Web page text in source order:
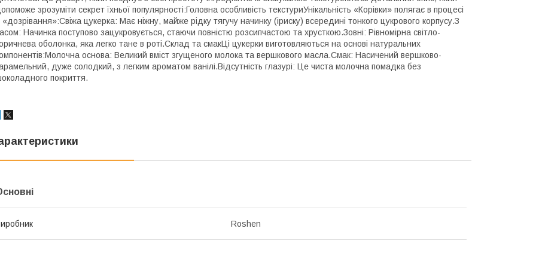
зрозуміти секрет їхньої популярності:​Головна особливість текстури​Унікальність «Корівки» полягає в процесі
«дозрівання»:​Свіжа цукерка: Має ніжну, майже рідку тягучу начинку (іриску) всередині тонкого цукрового корпусу.​З
Начинка поступово зацукровується, стаючи повністю розсипчастою та хрусткою.​Зовні: Рівномірна світло-
оболонка, яка легко тане в роті.​Склад та смак​Ці цукерки виготовляються на основі натуральних
основа: Великий вміст згущеного молока та вершкового масла.​Смак: Насичений вершково-
дуже солодкий, з легким ароматом ванілі.​Відсутність глазурі: Це чиста молочна помадка без
покриття.
Roshen